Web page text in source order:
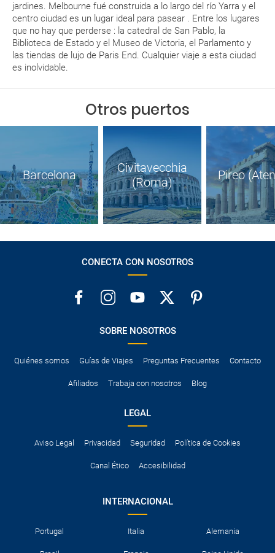
jardines. Melbourne fué construida a lo largo del río Yarra y el
centro ciudad es un lugar ideal para pasear . Entre los lugares
que no hay que perderse : la catedral de San Pablo, la
Biblioteca de Estado y el Museo de Victoria, el Parlamento y
las tiendas de lujo de Paris End. Cualquier viaje a esta ciudad
es inolvidable.
Otros puertos
Barcelona
Civitavecchia
(Roma)
Pireo
CONECTA CON NOSOTROS
SOBRE NOSOTROS
Quiénes somos Guías de Viajes Preguntas Frecuentes Contacto
Afiliados Trabaja con nosotros Blog
LEGAL
Aviso Legal Privacidad Seguridad Política de Cookies
Canal Ético Accesibilidad
INTERNACIONAL
Portugal Italia Alemania